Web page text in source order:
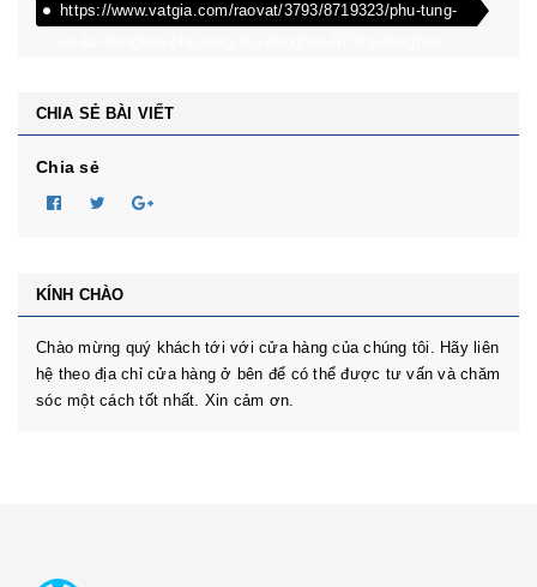
https://www.vatgia.com/raovat/3793/8719323/phu-tung-
CHIA SẺ BÀI VIẾT
Chia sẻ
KÍNH CHÀO
Chào mừng quý khách tới với cửa hàng của chúng tôi. Hãy liên
hệ theo địa chỉ cửa hàng ở bên để có thể được tư vấn và chăm
sóc một cách tốt nhất. Xin cảm ơn.